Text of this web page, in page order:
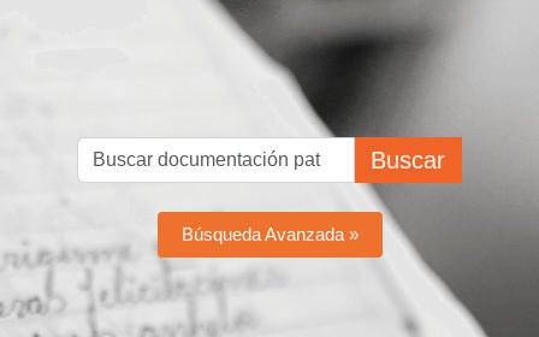
Buscar
Búsqueda Avanzada »